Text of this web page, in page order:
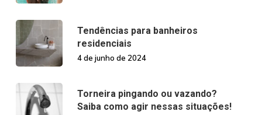
Tendências para banheiros
residenciais
4 de junho de 2024
Torneira pingando ou vazando?
Saiba como agir nessas situações!